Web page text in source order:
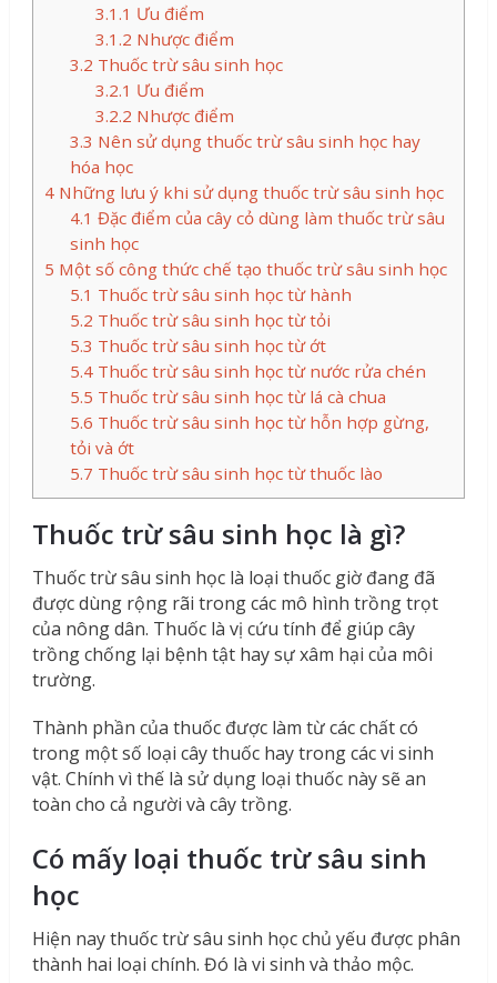
3.1.1 Ưu điểm
3.1.2 Nhược điểm
3.2 Thuốc trừ sâu sinh học
3.2.1 Ưu điểm
3.2.2 Nhược điểm
3.3 Nên sử dụng thuốc trừ sâu sinh học hay
hóa học
4Những lưu ý khi sử dụng thuốc trừ sâu sinh học
4.1 Đặc điểm của cây cỏ dùng làm thuốc trừ sâu
sinh học
5 Một số công thức chế tạo thuốc trừ sâu sinh học
5.1 Thuốc trừ sâu sinh học từ hành
5.2 Thuốc trừ sâu sinh học từ tỏi
5.3 Thuốc trừ sâu sinh học từ ớt
5.4Thuốc trừ sâu sinh học từ nước rửa chén
5.5 Thuốc trừ sâu sinh học từ lá cà chua
5.6 Thuốc trừ sâu sinh học từ hỗn hợp gừng,
tỏi và ớt
5.7 Thuốc trừ sâu sinh học từ thuốc lào
Thuốc trừ sâu sinh học là gì?
Thuốc trừ sâu sinh học là loại thuốc giờ đang đã
được dùng rộng rãi trong các mô hình trồng trọt
của nông dân. Thuốc là vị cứu tính để giúp cây
trồng chống lại bệnh tật hay sự xâm hại của môi
trường.
Thành phần của thuốc được làm từ các chất có
trong một số loại cây thuốc hay trong các vi sinh
vật. Chính vì thế là sử dụng loại thuốc này sẽ an
toàn cho cả người và cây trồng.
Có mấy loại thuốc trừ sâu sinh
học
Hiện nay thuốc trừ sâu sinh học chủ yếu được phân
thành hai loại chính. Đó là vi sinh và thảo mộc.